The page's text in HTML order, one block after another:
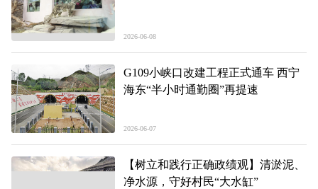
2026-06-08
G109小峡口改建工程正式通车 西宁
海东“半小时通勤圈”再提速
2026-06-07
【树立和践行正确政绩观】清淤泥、
净水源，守好村民“大水缸”